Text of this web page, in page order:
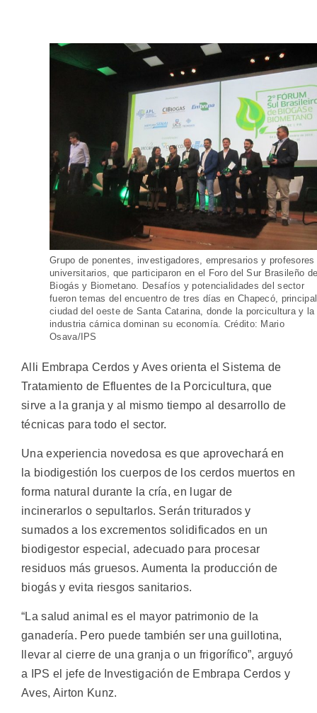
Grupo de ponentes, investigadores, empresarios y profesores
universitarios, que participaron en el Foro del Sur Brasileño
Biogás y Biometano. Desafíos y potencialidades del sector
fueron temas del encuentro de tres días en Chapecó, principal
ciudad del oeste de Santa Catarina, donde la porcicultura y la
industria cárnica dominan su economía. Crédito: Mario
Osava/IPS
Alli Embrapa Cerdos y Aves orienta el Sistema de
Tratamiento de Efluentes de la Porcicultura, que
sirve a la granja y al mismo tiempo al desarrollo de
técnicas para todo el sector.
Una experiencia novedosa es que aprovechará en
la biodigestión los cuerpos de los cerdos muertos en
forma natural durante la cría, en lugar de
incinerarlos o sepultarlos. Serán triturados y
sumados a los excrementos solidificados en un
biodigestor especial, adecuado para procesar
residuos más gruesos. Aumenta la producción de
biogás y evita riesgos sanitarios.
“La salud animal es el mayor patrimonio de la
ganadería. Pero puede también ser una guillotina,
llevar al cierre de una granja o un frigorífico”, arguyó
a IPS el jefe de Investigación de Embrapa Cerdos y
Aves, Airton Kunz.